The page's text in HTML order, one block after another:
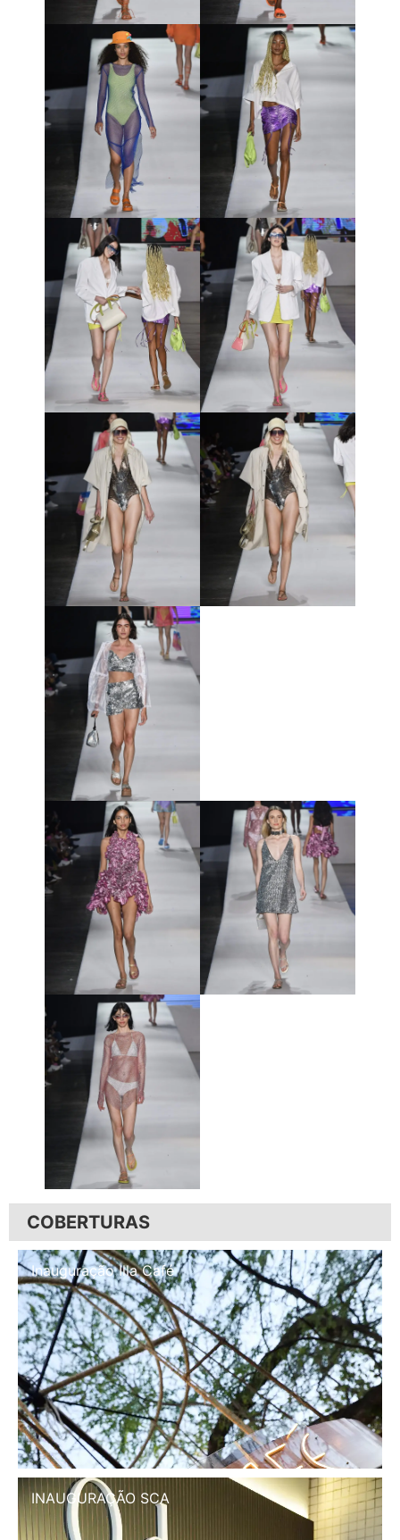
COBERTURAS
Inauguração Illa Café
INAUGURAÇÃO SCA